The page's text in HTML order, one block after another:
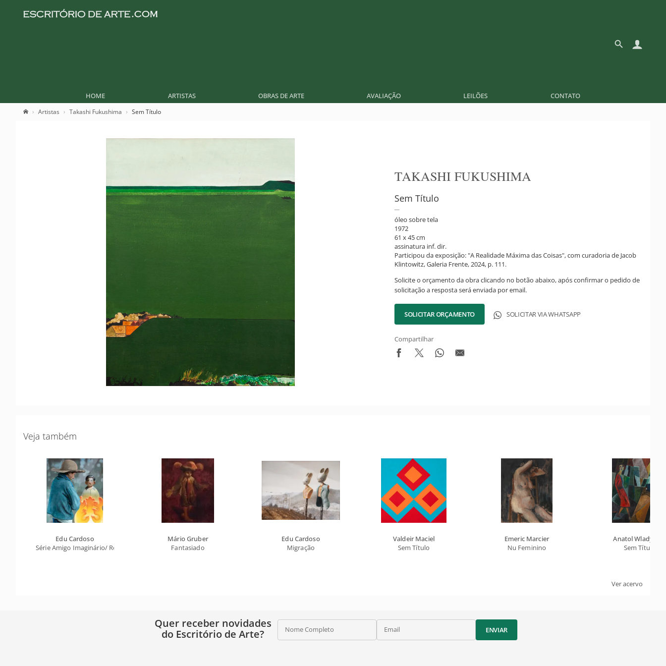
HOME ARTISTAS OBRAS DE ARTE AVALIAÇÃO LEILÕES CONTATO
Artistas Takashi Fukushima Sem Título
TAKASHI FUKUSHIMA
Sem Título
óleo sobre tela
1972
61 x 45 cm
assinatura inf. dir.
Participou da exposição: "A Realidade Máxima das Coisas", com curadoria de Jacob
Klintowitz, Galeria Frente, 2024, p. 111.
Solicite o orçamento da obra clicando no botão abaixo, após confirmar o pedido de
solicitação a resposta será enviada por email.
SOLICITAR ORÇAMENTO SOLICITAR VIA WHATSAPP
Compartilhar
Veja também
Edu Cardoso
Série Amigo Imaginário/ Romãozinho
Mário Gruber
Fantasiado
Edu Cardoso
Migração
Valdeir Maciel
Sem Título
Emeric Marcier
Nu Feminino
Anatol Wladyslaw
Sem Título
Ver acervo
Quer receber novidades
do Escritório de Arte?
Nome Completo Email ENVIAR